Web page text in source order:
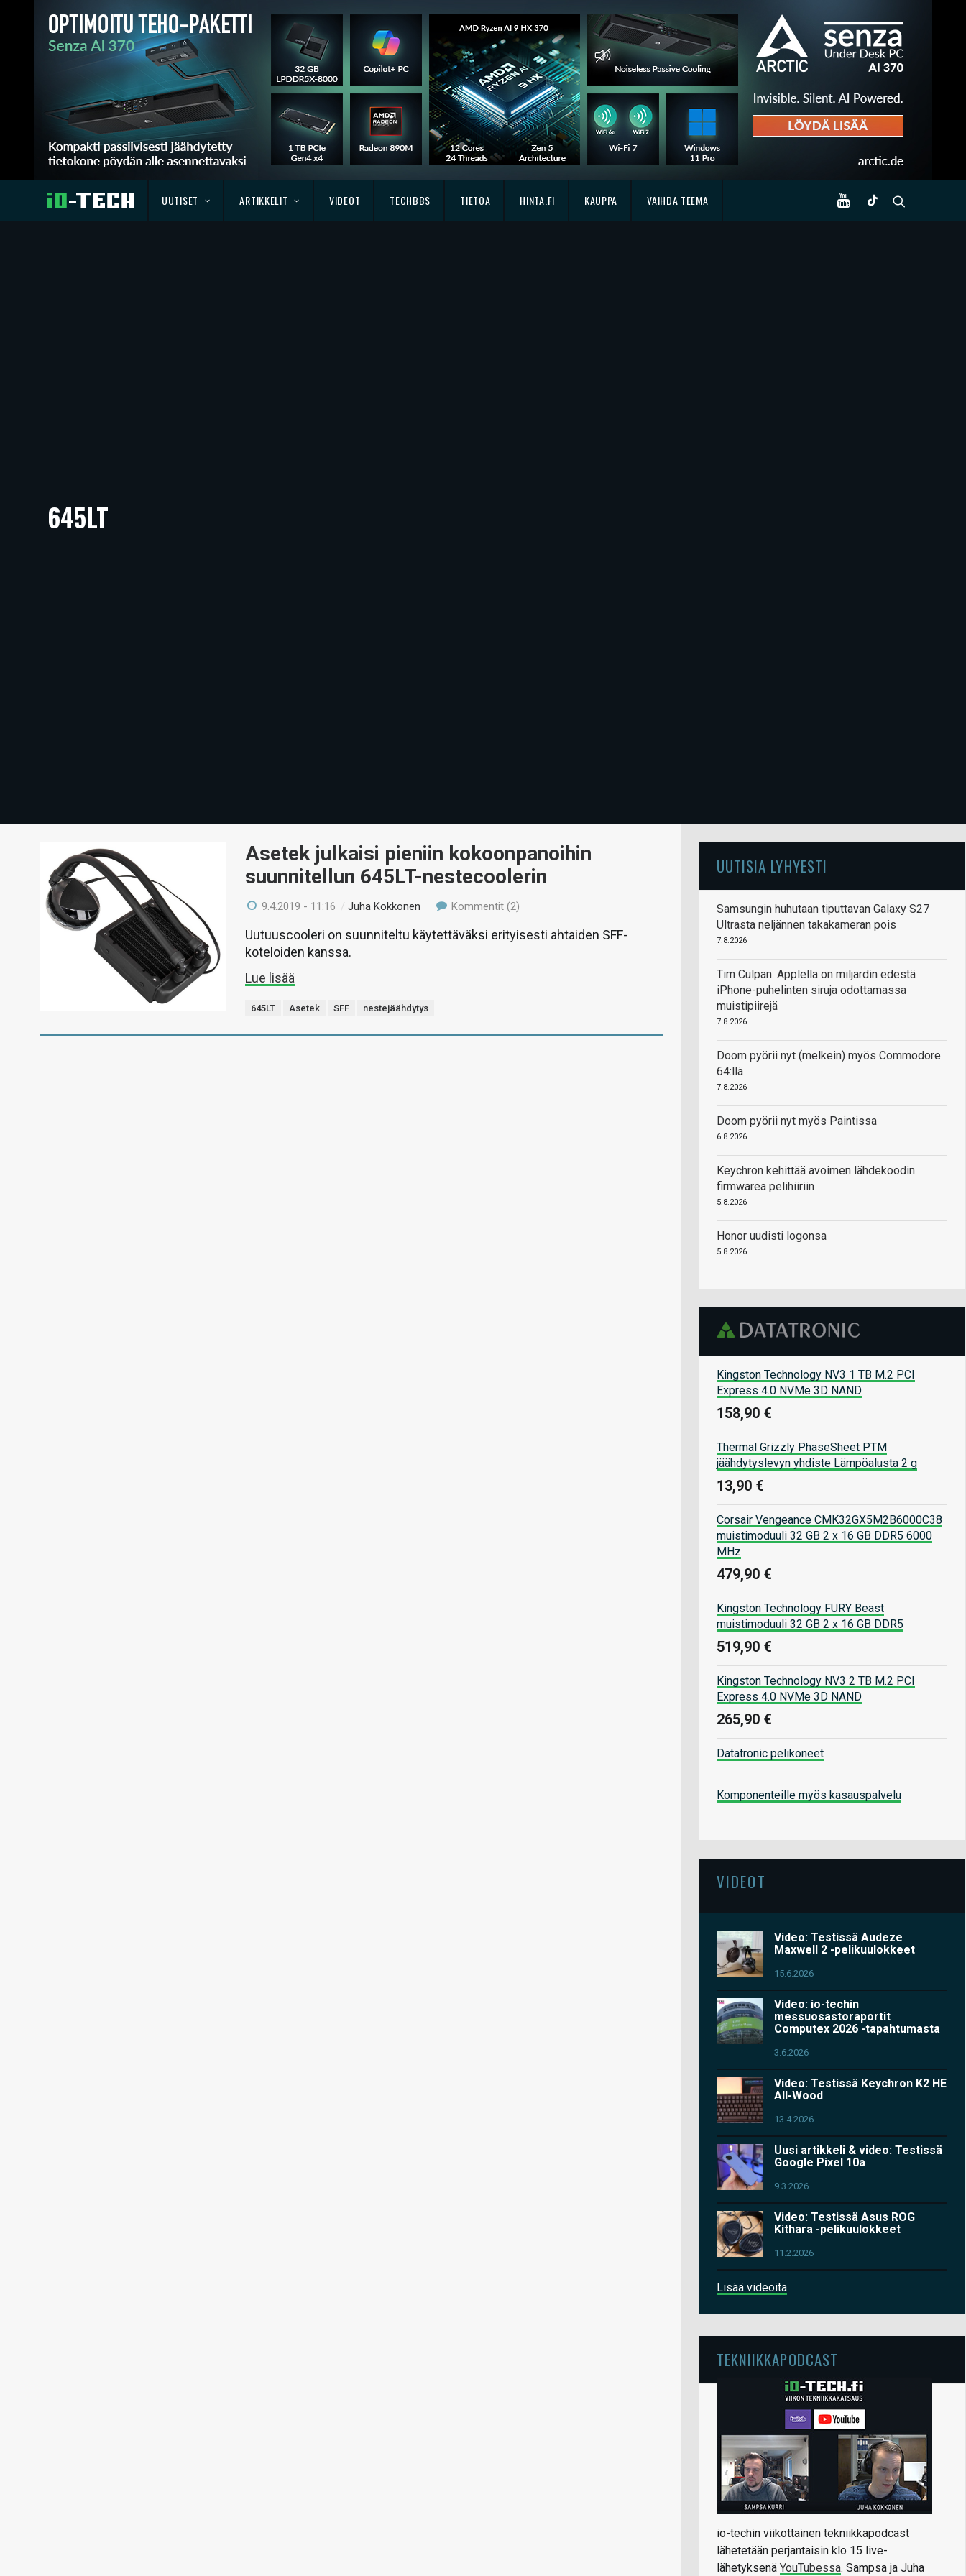
UUTISET ARTIKKELIT VIDEOT TECHBBS TIETOA HINTA.FI KAUPPA VAIHDA TEEMA
645LT
Asetek julkaisi pieniin kokoonpanoihin
suunnitellun 645LT-nestecoolerin
9.4.2019 - 11:16 /Juha Kokkonen Kommentit (2)
Uutuuscooleri on suunniteltu käytettäväksi erityisesti ahtaiden SFF-
koteloiden kanssa.
Lue lisää
645LT Asetek SFF nestejäähdytys
UUTISIA LYHYESTI
Samsungin huhutaan tiputtavan Galaxy S27
Ultrasta neljännen takakameran pois
7.8.2026
Tim Culpan: Applella on miljardin edestä
iPhone-puhelinten siruja odottamassa
muistipiirejä
7.8.2026
Doom pyörii nyt (melkein) myös Commodore
64:llä
7.8.2026
Doom pyörii nyt myös Paintissa
6.8.2026
Keychron kehittää avoimen lähdekoodin
firmwarea pelihiiriin
5.8.2026
Honor uudisti logonsa
5.8.2026
Kingston Technology NV3 1 TB M.2 PCI
Express 4.0 NVMe 3D NAND
158,90 €
Thermal Grizzly PhaseSheet PTM
jäähdytyslevyn yhdiste Lämpöalusta 2 g
13,90 €
Corsair Vengeance CMK32GX5M2B6000C38
muistimoduuli 32 GB 2 x 16 GB DDR5 6000
MHz
479,90 €
Kingston Technology FURY Beast
muistimoduuli 32 GB 2 x 16 GB DDR5
519,90 €
Kingston Technology NV3 2 TB M.2 PCI
Express 4.0 NVMe 3D NAND
265,90 €
Datatronic pelikoneet
Komponenteille myös kasauspalvelu
VIDEOT
Video: Testissä Audeze
Maxwell 2 -pelikuulokkeet
15.6.2026
Video: io-techin
messuosastoraportit
Computex 2026 -tapahtumasta
3.6.2026
Video: Testissä Keychron K2 HE
All-Wood
13.4.2026
Uusi artikkeli & video: Testissä
Google Pixel 10a
9.3.2026
Video: Testissä Asus ROG
Kithara -pelikuulokkeet
11.2.2026
Lisää videoita
TEKNIIKKAPODCAST
io-techin viikottainen tekniikkapodcast
lähetetään perjantaisin klo 15 live-
lähetyksenä YouTubessa. Sampsa ja Juha